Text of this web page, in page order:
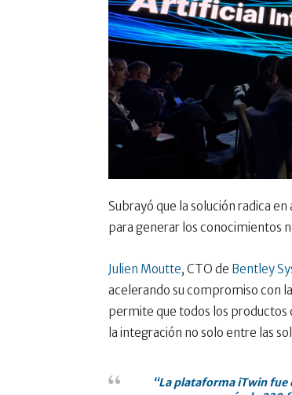
Subrayó que la solución radica
para generar los conocimientos
Julien Moutte, CTO de Bentley
acelerando su compromiso con
permite que todos los
la integración no solo entre las
“La plataforma iTwin fue